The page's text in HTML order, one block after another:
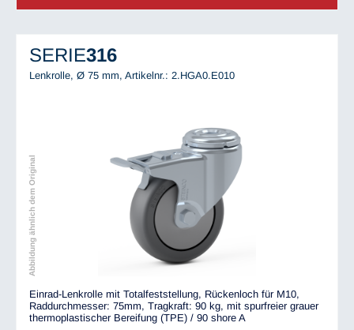
SERIE316
Lenkrolle, Ø 75 mm, Artikelnr.: 2.HGA0.E010
Abbildung ähnlich dem Original
Einrad-Lenkrolle mit Totalfeststellung, Rückenloch für M10,
Raddurchmesser: 75mm, Tragkraft: 90 kg, mit spurfreier grauer
thermoplastischer Bereifung (TPE) / 90 shore A